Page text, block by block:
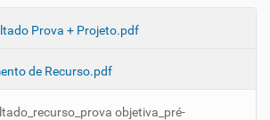
Prova + Projeto.pdf
de Recurso.pdf
objetiva_pré-